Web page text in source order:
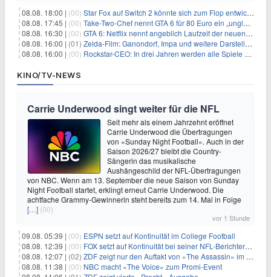
08.08. 18:00 | (00) Star Fox auf Switch 2 könnte sich zum Flop entwickeln
08.08. 17:45 | (00) Take-Two-Chef nennt GTA 6 für 80 Euro ein „unglaubliches Schnäppchen“
08.08. 16:30 | (00) GTA 6: Netflix nennt angeblich Laufzeit der neuen Gameplay-Präsentation
08.08. 16:00 | (01) Zelda-Film: Ganondorf, Impa und weitere Darsteller sollen feststehen
08.08. 16:00 | (00) Rockstar-CEO: In drei Jahren werden alle Spiele gestreamt
KINO/TV-NEWS
Carrie Underwood singt weiter für die NFL
Seit mehr als einem Jahrzehnt eröffnet
Carrie Underwood die Übertragungen
von «Sunday Night Football». Auch in der
Saison 2026/27 bleibt die Country-
Sängerin das musikalische
Aushängeschild der NFL-Übertragungen
von NBC. Wenn am 13. September die neue Saison von Sunday
Night Football startet, erklingt erneut Carrie Underwood. Die
achtfache Grammy-Gewinnerin steht bereits zum 14. Mal in Folge
[…] (00)
vor 1 Stunde
09.08. 05:39 | (00) ESPN setzt auf Kontinuität im College Football
08.08. 12:39 | (00) FOX setzt auf Kontinuität bei seiner NFL-Berichterstattung
08.08. 12:07 | (02) ZDF zeigt nur den Auftakt von «The Assassin» im Fernsehen
08.08. 11:38 | (00) NBC macht «The Voice» zum Promi-Event